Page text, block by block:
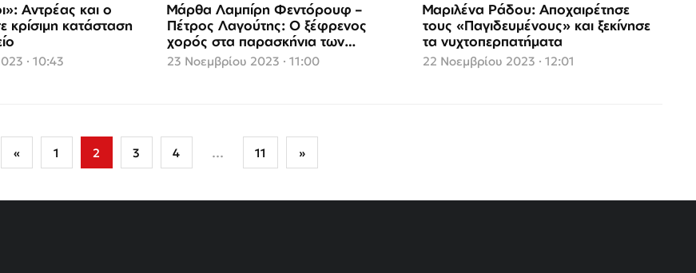
Αντρέας και ο
κρίσιμη κατάσταση
· 10:43
Μάρθα Λαμπίρη Φεντόρουφ –
Πέτρος Λαγούτης: Ο ξέφρενος
χορός στα παρασκήνια των
«Παγιδευμένων»
23 Νοεμβρίου 2023 · 11:00
Μαριλένα Ράδου: Αποχαιρέτησε
τους «Παγιδευμένους» και ξεκίνησε
τα νυχτοπερπατήματα
22 Νοεμβρίου 2023 · 12:01
« 1 2 3 4 … 11 »